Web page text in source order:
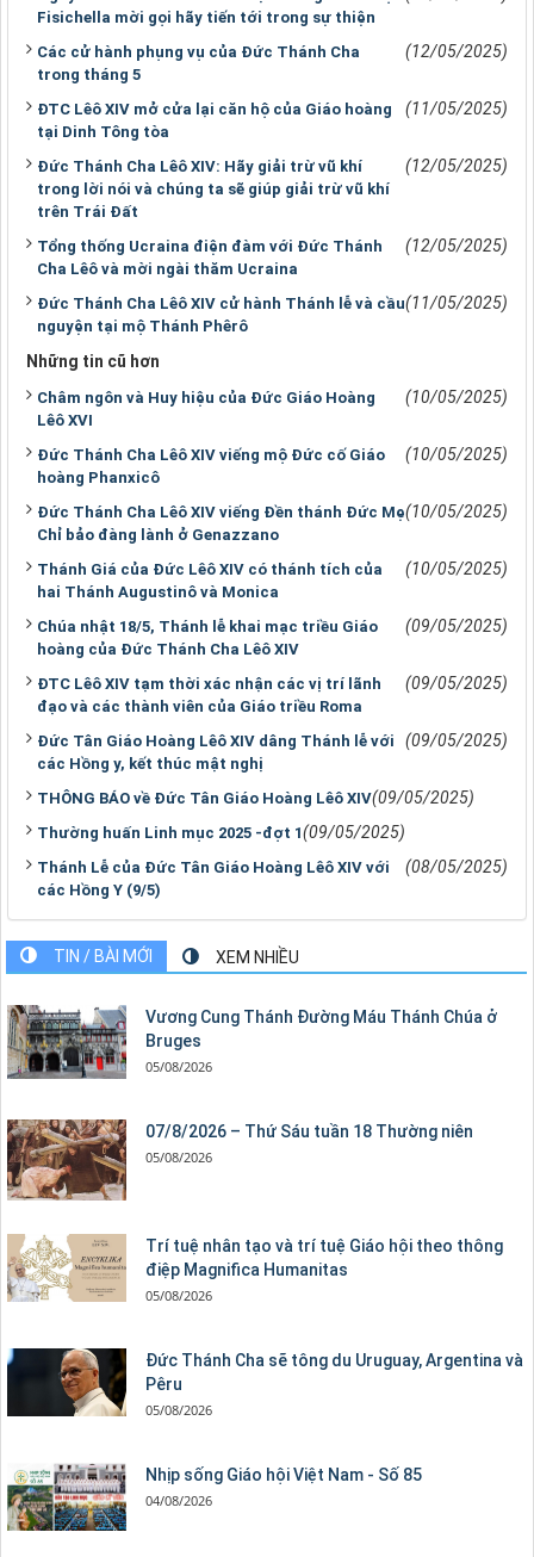
Fisichella mời gọi hãy tiến tới trong sự thiện
Các cử hành phụng vụ của Đức Thánh Cha
trong tháng 5
(12/05/2025)
ĐTC Lêô XIV mở cửa lại căn hộ của Giáo hoàng
tại Dinh Tông tòa
(11/05/2025)
Đức Thánh Cha Lêô XIV: Hãy giải trừ vũ khí
trong lời nói và chúng ta sẽ giúp giải trừ vũ khí
trên Trái Đất
(12/05/2025)
Tổng thống Ucraina điện đàm với Đức Thánh
Cha Lêô và mời ngài thăm Ucraina
(12/05/2025)
Đức Thánh Cha Lêô XIV cử hành Thánh lễ và cầu
nguyện tại mộ Thánh Phêrô
(11/05/2025)
Những tin cũ hơn
Châm ngôn và Huy hiệu của Đức Giáo Hoàng
Lêô XVI
(10/05/2025)
Đức Thánh Cha Lêô XIV viếng mộ Đức cố Giáo
hoàng Phanxicô
(10/05/2025)
Đức Thánh Cha Lêô XIV viếng Đền thánh Đức Mẹ
Chỉ bảo đàng lành ở Genazzano
(10/05/2025)
Thánh Giá của Đức Lêô XIV có thánh tích của
hai Thánh Augustinô và Monica
(10/05/2025)
Chúa nhật 18/5, Thánh lễ khai mạc triều Giáo
hoàng của Đức Thánh Cha Lêô XIV
(09/05/2025)
ĐTC Lêô XIV tạm thời xác nhận các vị trí lãnh
đạo và các thành viên của Giáo triều Roma
(09/05/2025)
Đức Tân Giáo Hoàng Lêô XIV dâng Thánh lễ với
các Hồng y, kết thúc mật nghị
(09/05/2025)
THÔNG BÁO về Đức Tân Giáo Hoàng Lêô XIV(09/05/2025)
Thường huấn Linh mục 2025 -đợt 1(09/05/2025)
Thánh Lễ của Đức Tân Giáo Hoàng Lêô XIV với
các Hồng Y (9/5)
(08/05/2025)
TIN / BÀI MỚI XEM NHIỀU
Vương Cung Thánh Ðường Máu Thánh Chúa ở
Bruges
05/08/2026
07/8/2026 – Thứ Sáu tuần 18 Thường niên
05/08/2026
Trí tuệ nhân tạo và trí tuệ Giáo hội theo thông
điệp Magnifica Humanitas
05/08/2026
Đức Thánh Cha sẽ tông du Uruguay, Argentina và
Pêru
05/08/2026
Nhịp sống Giáo hội Việt Nam - Số 85
04/08/2026